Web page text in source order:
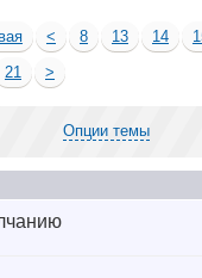
< 8 13 14
21 >
Опции темы